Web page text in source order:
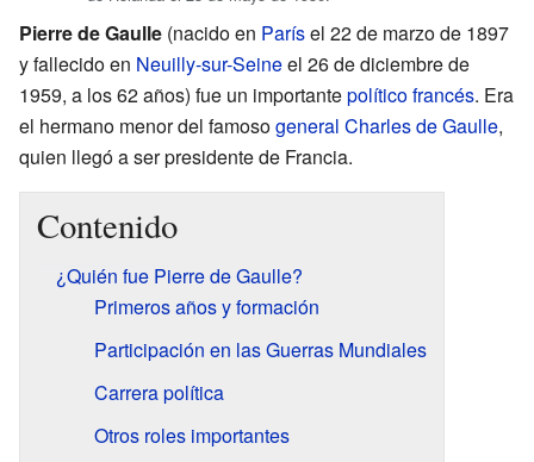
Pierre de Gaulle (nacido en Parísel 22 de marzo de 1897
y fallecido en Neuilly-sur-Seineel 26 de diciembre de
1959, a los 62 años) fue un importantepolíticofrancés. Era
el hermano menor del famosogeneral Charles de Gaulle,
quien llegó a ser presidente de Francia.
Contenido
¿Quién fue Pierre de Gaulle?
Primeros años y formación
Participación en las Guerras Mundiales
Carrera política
Otros roles importantes